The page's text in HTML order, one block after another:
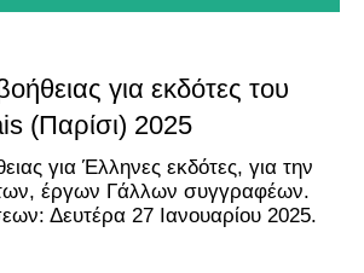
για εκδότες του
(Παρίσι) 2025
για Έλληνες εκδότες, για την
έργων Γάλλων συγγραφέων.
Δευτέρα 27 Ιανουαρίου 2025.